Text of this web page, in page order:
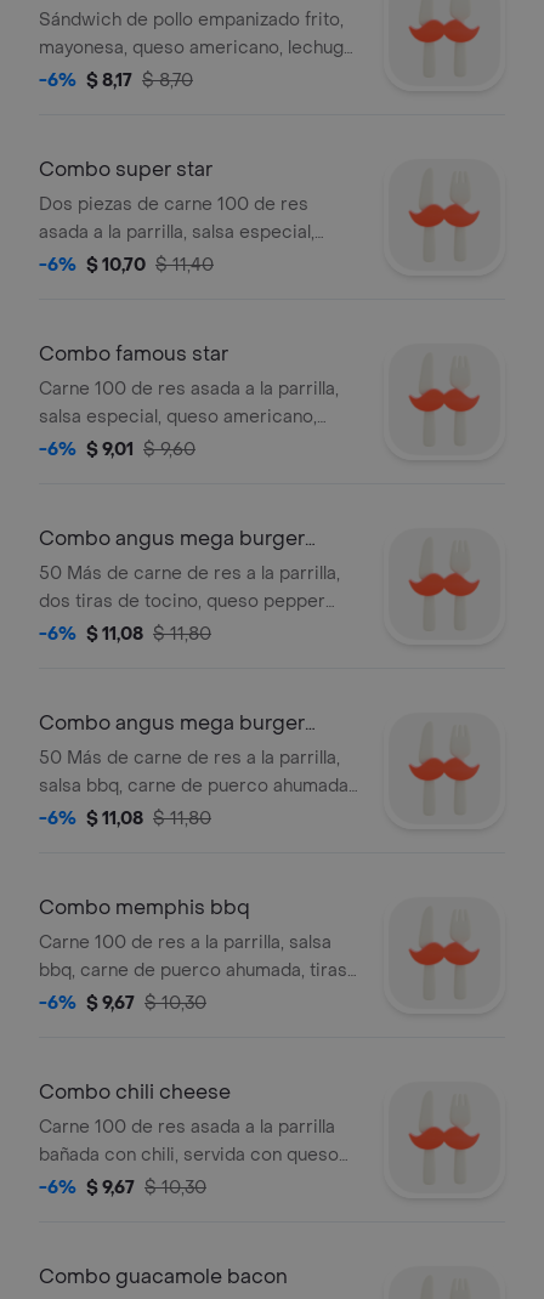
sándwich
Sándwich de pollo empanizado frito,
mayonesa, queso americano, lechuga
con papas fritas medianas y bebida a
-6% $ 8,17 $ 8,70
Combo super star
Dos piezas de carne 100 de res
asada a la parrilla, salsa especial,
queso americano, mayonesa, lechuga,
-6% $ 10,70 $ 11,40
Combo famous star
Carne 100 de res asada a la parrilla,
salsa especial, queso americano,
mayonesa, lechuga, cebolla, tomate,
-6% $ 9,01 $ 9,60
Combo angus mega burger
guacamole
50 Más de carne de res a la parrilla,
dos tiras de tocino, queso pepper
jack, salsa santa fe, salsa guacamole,
papas fritas y bebida.
-6% $ 11,08 $ 11,80
Combo angus mega burger
memphis bbq
50 Más de carne de res a la parrilla,
salsa bbq, carne de puerco ahumada,
tiras de cebolla crujiente y queso
-6% $ 11,08 $ 11,80
Combo memphis bbq
Carne 100 de res a la parrilla, salsa
bbq, carne de puerco ahumada, tiras
de cebolla crujiente, queso
-6% $ 9,67 $ 10,30
Combo chili cheese
Carne 100 de res asada a la parrilla
bañada con chili, servida con queso
americano, tomate, cebolla, pepinillos
-6% $ 9,67 $ 10,30
Combo guacamole bacon